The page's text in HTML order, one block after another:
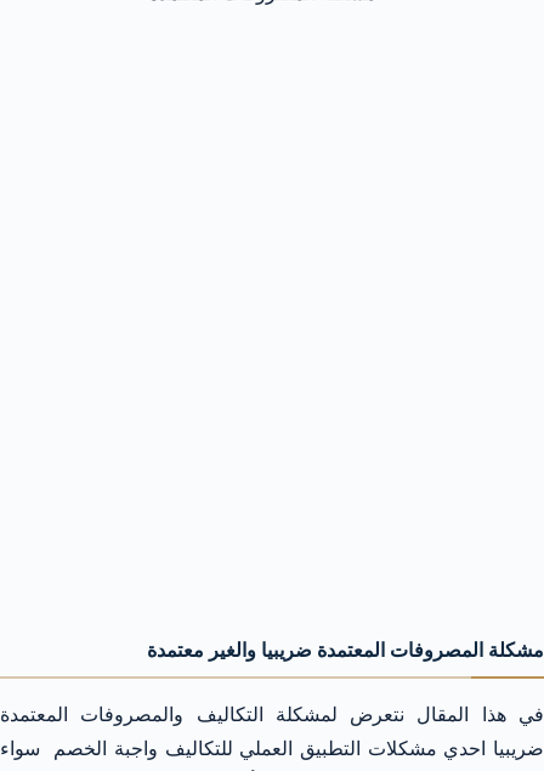
مشكلة المصروفات المعتمدة ضريبيا والغير معتمدة
في هذا المقال نتعرض لمشكلة التكاليف والمصروفات المعتمدة
ضريبيا احدي مشكلات التطبيق العملي للتكاليف واجبة الخصم سواء